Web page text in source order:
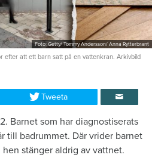
Foto: Getty/ Tommy Andersson/ Anna Rytterbrant
att ett barn satt på en vattenkran. Arkivbild
Tweeta
Barnet som har diagnostiserats
till badrummet. Där vrider barnet
stänger aldrig av vattnet.